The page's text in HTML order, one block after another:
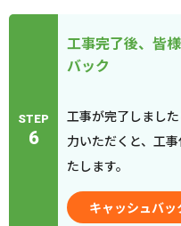
STEP
6
工事完了後、皆
バック
工事が完了しまし
力いただくと、工
たします。
キャッシュバッ